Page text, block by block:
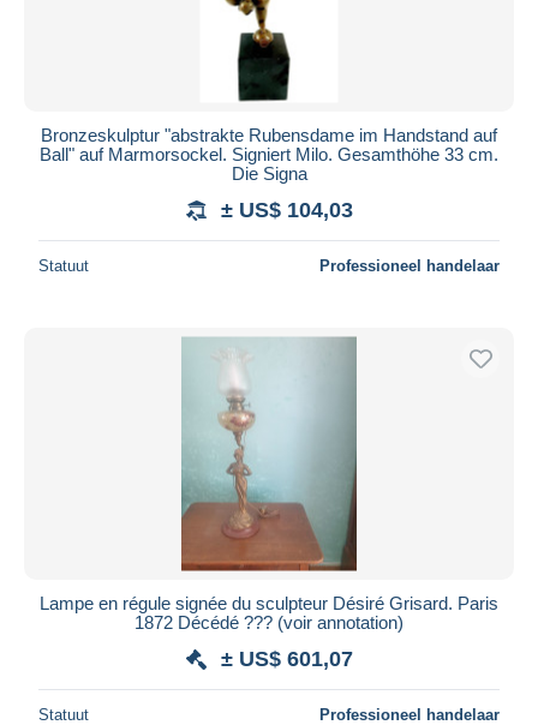
Bronzeskulptur "abstrakte Rubensdame im Handstand auf
Ball" auf Marmorsockel. Signiert Milo. Gesamthöhe 33 cm.
Die Signa
± US$ 104,03
Statuut Professioneel handelaar
Lampe en régule signée du sculpteur Désiré Grisard. Paris
1872 Décédé ??? (voir annotation)
± US$ 601,07
Statuut Professioneel handelaar